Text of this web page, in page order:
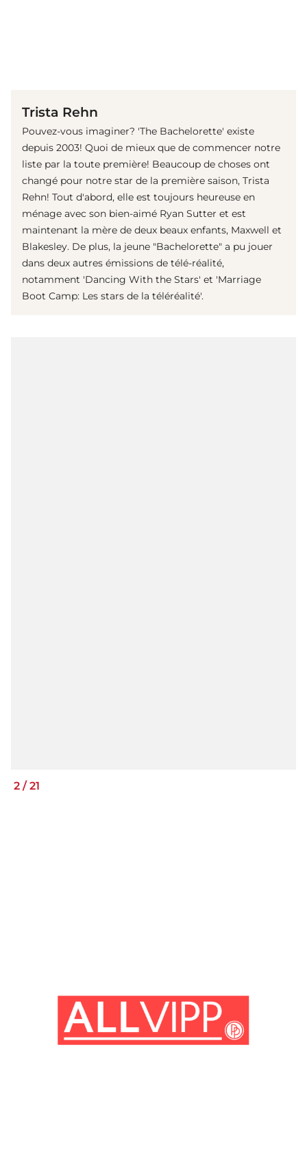
Trista Rehn
Pouvez-vous imaginer? 'The Bachelorette' existe
depuis 2003! Quoi de mieux que de commencer notre
liste par la toute première! Beaucoup de choses ont
changé pour notre star de la première saison, Trista
Rehn! Tout d'abord, elle est toujours heureuse en
ménage avec son bien-aimé Ryan Sutter et est
maintenant la mère de deux beaux enfants, Maxwell et
Blakesley. De plus, la jeune "Bachelorette" a pu jouer
dans deux autres émissions de télé-réalité,
notamment 'Dancing With the Stars' et 'Marriage
Boot Camp: Les stars de la téléréalité'.
2 /21